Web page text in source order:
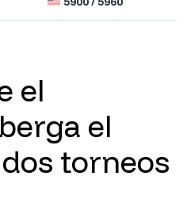
el
el
torneos